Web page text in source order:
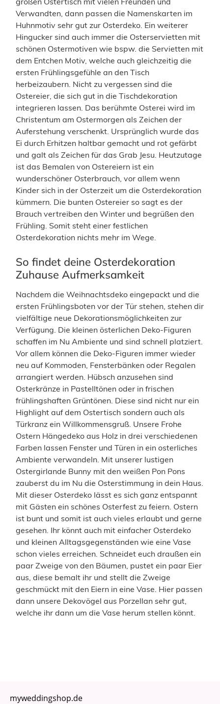
Verwandten, dann passen die Namenskarten im
Huhnmotiv sehr gut zur Osterdeko. Ein weiterer
Hingucker sind auch immer die Osterservietten mit
schönen Ostermotiven wie bspw. die Servietten mit
dem Entchen Motiv, welche auch gleichzeitig die
ersten Frühlingsgefühle an den Tisch
herbeizaubern. Nicht zu vergessen sind die
Ostereier, die sich gut in die Tischdekoration
integrieren lassen. Das berühmte Osterei wird im
Christentum am Ostermorgen als Zeichen der
Auferstehung verschenkt. Ursprünglich wurde das
Ei durch Erhitzen haltbar gemacht und rot gefärbt
und galt als Zeichen für das Grab Jesu. Heutzutage
ist das Bemalen von Ostereiern ist ein
wunderschöner Osterbrauch, vor allem wenn
Kinder sich in der Osterzeit um die Osterdekoration
kümmern. Die bunten Ostereier so sagt es der
Brauch vertreiben den Winter und begrüßen den
Frühling. Somit steht einer festlichen
Osterdekoration nichts mehr im Wege.
So findet deine Osterdekoration
Zuhause Aufmerksamkeit
Nachdem die Weihnachtsdeko eingepackt und die
ersten Frühlingsboten vor der Tür stehen, stehen dir
vielfältige neue Dekorationsmöglichkeiten zur
Verfügung. Die kleinen österlichen Deko-Figuren
schaffen im Nu Ambiente und sind schnell platziert.
Vor allem können die Deko-Figuren immer wieder
neu auf Kommoden, Fensterbänken oder Regalen
arrangiert werden. Hübsch anzusehen sind
Osterkränze in Pastelltönen oder in frischen
frühlingshaften Grüntönen. Diese sind nicht nur ein
Highlight auf dem Ostertisch sondern auch als
Türkranz ein Willkommensgruß. Unsere Frohe
Ostern Hängedeko aus Holz in drei verschiedenen
Farben lassen Fenster und Türen in ein osterliches
Ambiente verwandeln. Mit unserer lustigen
Ostergirlande Bunny mit den weißen Pon Pons
zauberst du im Nu die Osterstimmung in dein Haus.
Mit dieser Osterdeko lässt es sich ganz entspannt
mit Gästen ein schönes Osterfest zu feiern. Ostern
ist bunt und somit ist auch vieles erlaubt und gerne
gesehen. Ihr könnt auch mit einfacher Osterdeko
und kleinen Alltagsgegenständen wie eine Vase
schon vieles erreichen. Schneidet euch draußen ein
paar Zweige von den Bäumen, pustet ein paar Eier
aus, diese bemalt ihr und stellt die Zweige
geschmückt mit den Eiern in eine Vase. Hier passen
dann unsere Dekovögel aus Porzellan sehr gut,
welche ihr dann um die Vase herum stellen könnt.
myweddingshop.de